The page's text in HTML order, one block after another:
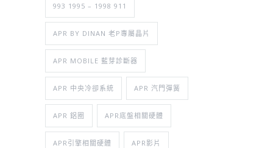
993 1995 – 1998 911
APR BY DINAN 老P專屬晶片
APR MOBILE 藍芽診斷器
APR 中央冷卻系統 APR 汽門彈簧
APR 鋁圈 APR底盤相關硬體
APR引擎相關硬體 APR影片